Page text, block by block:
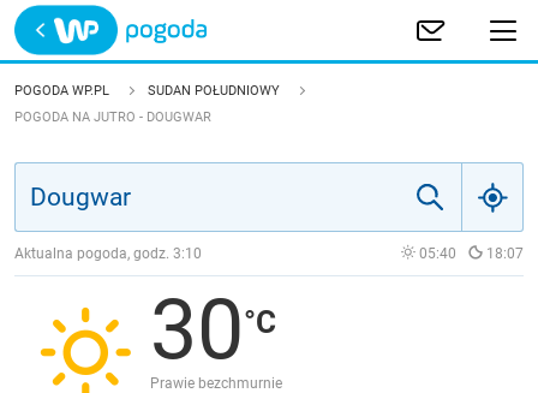
Trwa ładowanie
POLSKA
JAKOŚĆ POWIETRZA
POGODA WP.PL
SUDAN POŁUDNIOWY
POGODA NA JUTRO - DOUGWAR
Aktualna pogoda, godz. 3:10 05:40 18:07
30
Prawie bezchmurnie